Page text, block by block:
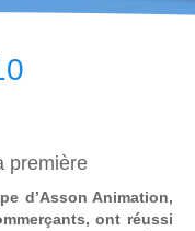
première
d’Asson Animation,
ont réussi